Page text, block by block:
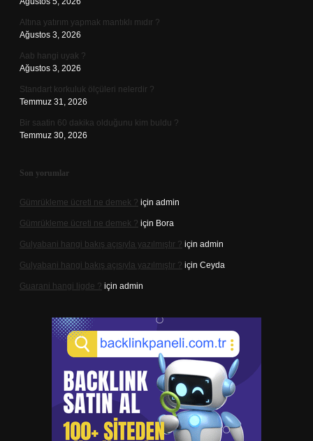
Altına yatırım yapmak mantıklı mıdır ?
Ağustos 3, 2026
Aab hangi uyak ?
Ağustos 3, 2026
Standart korkuluk ölçüleri nelerdir ?
Temmuz 31, 2026
Bir saatin 60 dakika olduğunu kim buldu ?
Temmuz 30, 2026
Son yorumlar
Gümrükleme ücreti ne demek ? için admin
Gümrükleme ücreti ne demek ? için Bora
Gulyabani hangi bakış açısıyla yazılmıştır ? için admin
Gulyabani hangi bakış açısıyla yazılmıştır ? için Ceyda
Guarani hangi ligde ? için admin